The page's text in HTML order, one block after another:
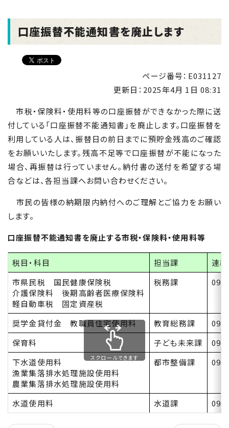
口座振替不能通知書を廃止します
ページ番号：E031127
更新日： 2025年4月 1日 08:31
市税・保険料・使用料等の口座振替ができなかった際に送
付している「口座振替不能通知書」を廃止します。口座振替を
利用している人は、振替日の前日までに預貯金残高のご確認
をお願いいたします。残高不足等で口座振替が不能になった
場合、再振替は行っていません。納付書の送付を希望する場
合などは、各担当課へお問い合わせください。
市民の皆様の納期限内納付へのご理解とご協力をお願い
します。
口座振替不能通知書を廃止する市税・保険料・使用料等
税目・科目 担当課
連絡
市県民税 国民健康保険税
介護保険料 後期高齢者医療保険料
軽自動車税 固定資産税
税務課
奨学金貸付金 教職員住宅使用料 教育総務課
保育料
子ども未来課
下水道使用料
漁業集落排水処理施設使用料
農業集落排水処理施設使用料
都市整備課
水道使用料 水道課
スクロールできます